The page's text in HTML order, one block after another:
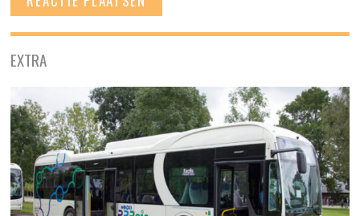
EXTRA